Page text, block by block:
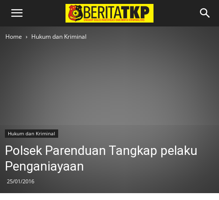
Home Hukum dan Kriminal
Hukum dan Kriminal
Polsek Parenduan Tangkap pelaku
Penganiayaan
25/01/2016